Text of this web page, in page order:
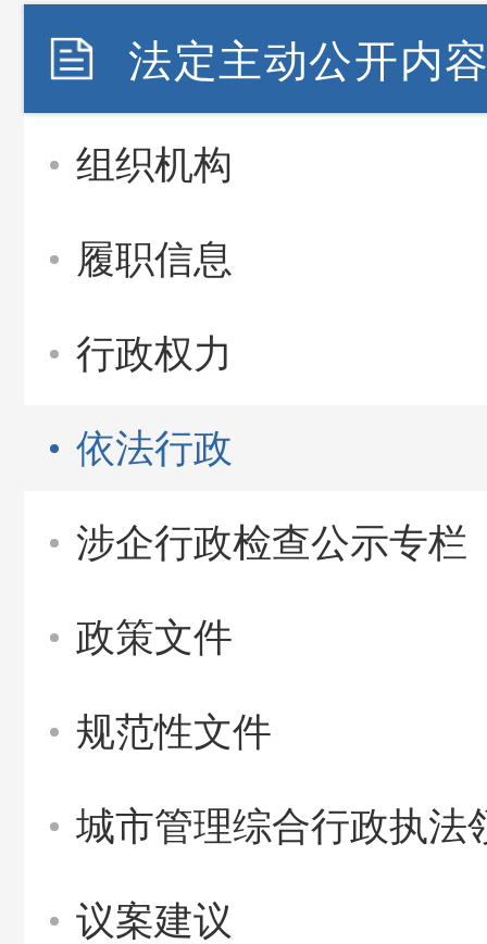
法定主动公开内
组织机构
履职信息
行政权力
依法行政
涉企行政检查公示专栏
政策文件
规范性文件
城市管理综合行政执法
议案建议